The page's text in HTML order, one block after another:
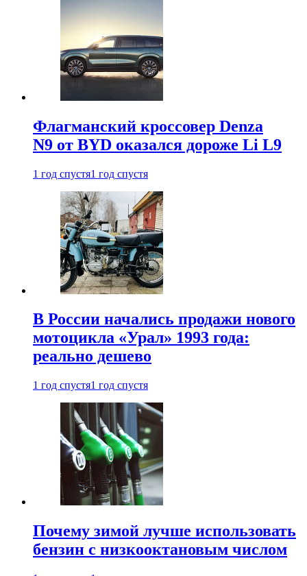
Флагманский кроссовер Denza
N9 от BYD оказался дороже Li L9
1 год спустя1 год спустя
В России начались продажи нового
мотоцикла «Урал» 1993 года:
реально дешево
1 год спустя1 год спустя
Почему зимой лучше использовать
бензин с низкооктановым числом